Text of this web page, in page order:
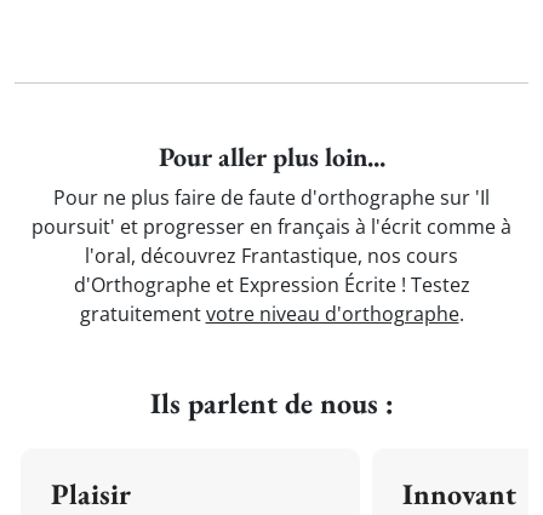
Pour aller plus loin...
Pour ne plus faire de faute d'orthographe sur 'Il
poursuit' et progresser en français à l'écrit comme à
l'oral, découvrez Frantastique, nos cours
d'Orthographe et Expression Écrite ! Testez
gratuitementvotre niveau d'orthographe.
Ils parlent de nous :
Plaisir Innovant